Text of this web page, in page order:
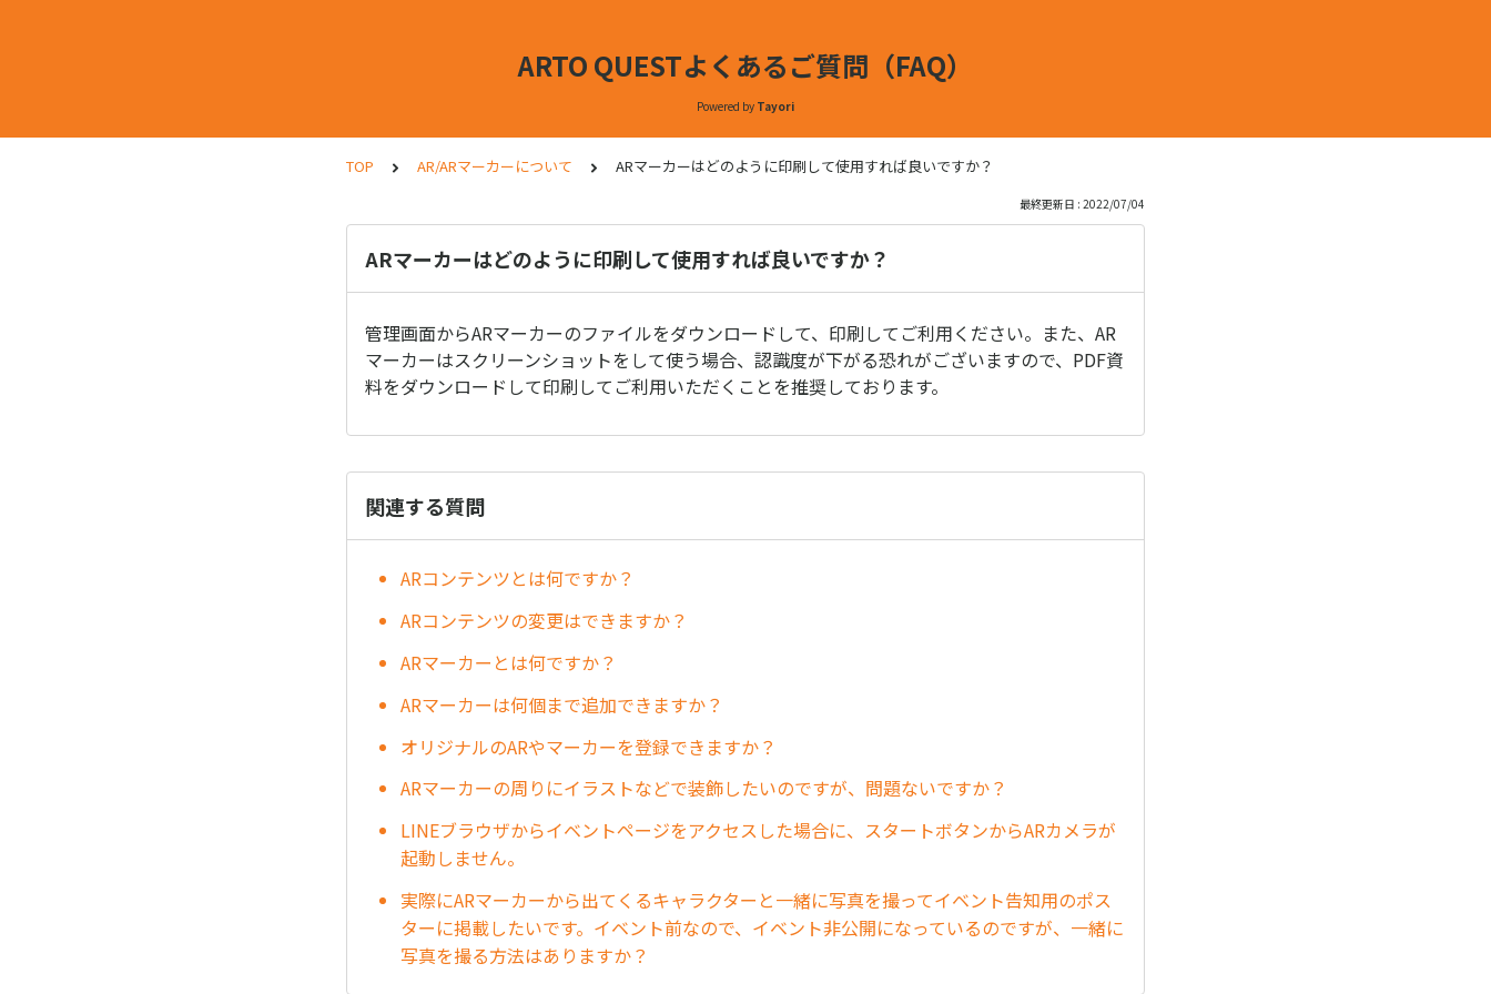
ARTO QUESTよくあるご質問（FAQ）
Powered by Tayori
TOP AR/ARマーカーについて ARマーカーはどのように印刷して使用すれば良いですか？
最終更新日 : 2022/07/04
ARマーカーはどのように印刷して使用すれば良いですか？
管理画面からARマーカーのファイルをダウンロードして、印刷してご利用ください。また、AR
マーカーはスクリーンショットをして使う場合、認識度が下がる恐れがございますので、PDF資
料をダウンロードして印刷してご利用いただくことを推奨しております。
関連する質問
ARコンテンツとは何ですか？
ARコンテンツの変更はできますか？
ARマーカーとは何ですか？
ARマーカーは何個まで追加できますか？
オリジナルのARやマーカーを登録できますか？
ARマーカーの周りにイラストなどで装飾したいのですが、問題ないですか？
LINEブラウザからイベントページをアクセスした場合に、スタートボタンからARカメラが
起動しません。
実際にARマーカーから出てくるキャラクターと一緒に写真を撮ってイベント告知用のポス
ターに掲載したいです。イベント前なので、イベント非公開になっているのですが、一緒に
写真を撮る方法はありますか？